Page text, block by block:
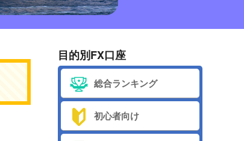
目的別FX口座
総合ランキング
初心者向け